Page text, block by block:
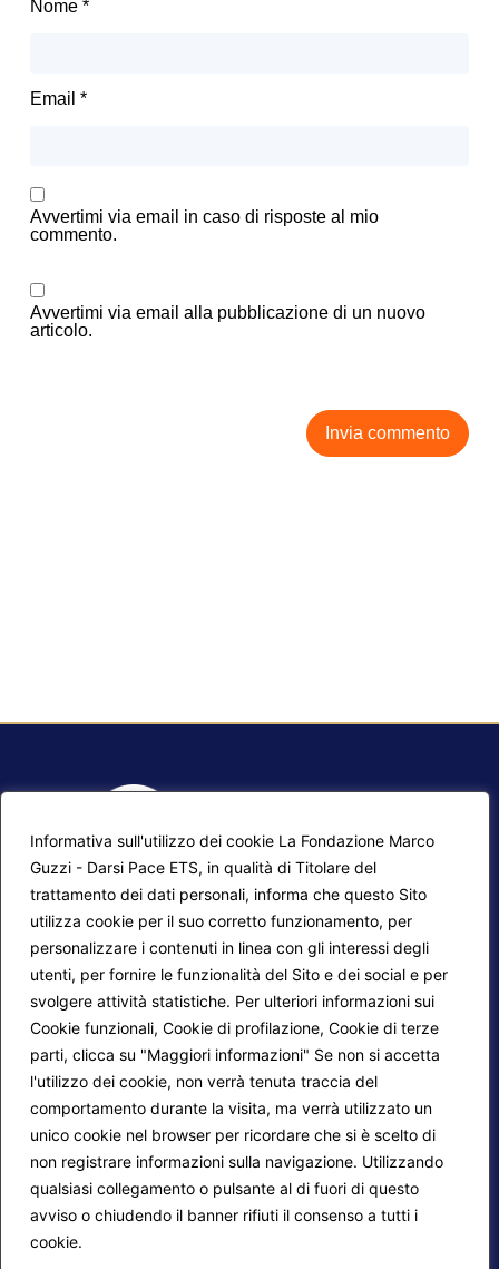
Informativa sull'utilizzo dei cookie La Fondazione Marco
Guzzi - Darsi Pace ETS, in qualità di Titolare del
trattamento dei dati personali, informa che questo Sito
utilizza cookie per il suo corretto funzionamento, per
personalizzare i contenuti in linea con gli interessi degli
utenti, per fornire le funzionalità del Sito e dei social e per
svolgere attività statistiche. Per ulteriori informazioni sui
Cookie funzionali, Cookie di profilazione, Cookie di terze
parti, clicca su "Maggiori informazioni" Se non si accetta
l'utilizzo dei cookie, non verrà tenuta traccia del
comportamento durante la visita, ma verrà utilizzato un
unico cookie nel browser per ricordare che si è scelto di
non registrare informazioni sulla navigazione. Utilizzando
qualsiasi collegamento o pulsante al di fuori di questo
avviso o chiudendo il banner rifiuti il consenso a tutti i
cookie.
Nome *
Email *
Avvertimi via email in caso di risposte al mio
commento.
Avvertimi via email alla pubblicazione di un nuovo
articolo.
Mappa del sito
Progetti Darsi Pace
Login redattori
Calendario corsi
Privacy Policy
Cookie Policy
Seguici su:
© 2026